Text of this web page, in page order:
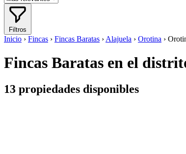
Filtros
Inicio › Fincas › Fincas Baratas › Alajuela › Orotina ›
Fincas Baratas en el
13 propiedades disponibles